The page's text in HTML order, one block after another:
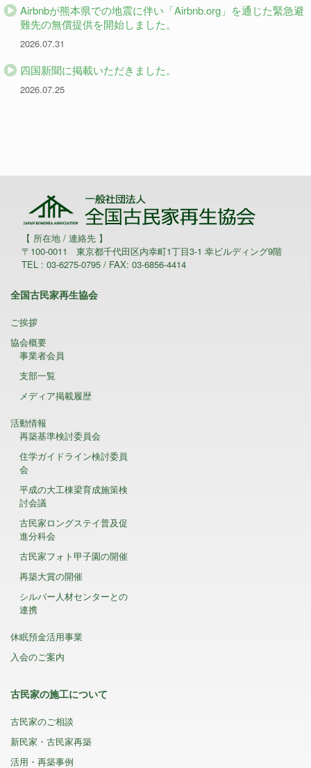
Airbnbが熊本県での地震に伴い「Airbnb.org」を通じた緊急避
難先の無償提供を開始しました。
2026.07.31
四国新聞に掲載いただきました。
2026.07.25
【 所在地 / 連絡先 】
〒100-0011 東京都千代田区内幸町1丁目3-1 幸ビルディング9階
TEL : 03-6275-0795 / FAX: 03-6856-4414
全国古民家再生協会
ご挨拶
協会概要
事業者会員
支部一覧
メディア掲載履歴
活動情報
再築基準検討委員会
住学ガイドライン検討委員
会
平成の大工棟梁育成施策検
討会議
古民家ロングステイ普及促
進分科会
古民家フォト甲子園の開催
再築大賞の開催
シルバー人材センターとの
連携
休眠預金活用事業
入会のご案内
古民家の施工について
古民家のご相談
新民家・古民家再築
活用・再築事例